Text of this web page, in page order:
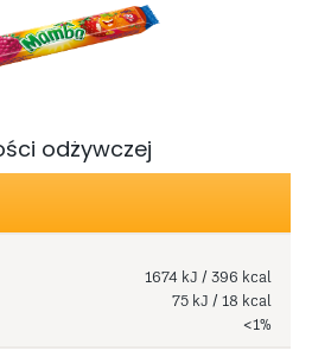
odżywczej
1674 kJ / 396 kcal
75 kJ / 18 kcal
<1%